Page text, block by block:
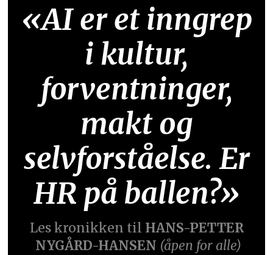
«AI er et inngrep
i kultur,
forventninger,
makt og
selvforståelse. Er
HR på ballen?»
Les kronikken til HANS-PETTER
NYGÅRD-HANSEN (åpen for alle)